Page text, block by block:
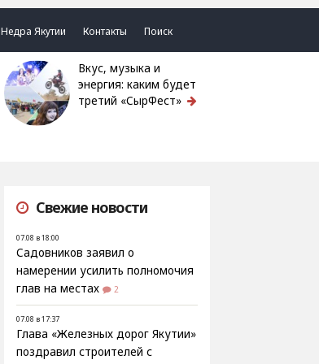
Недра Якутии Контакты Поиск
Вкус, музыка и
энергия: каким будет
третий «СырФест»
Свежие новости
07.08 в 18:00
Садовников заявил о
намерении усилить полномочия
глав на местах
2
07.08 в 17:37
Глава «Железных дорог Якутии»
поздравил строителей с